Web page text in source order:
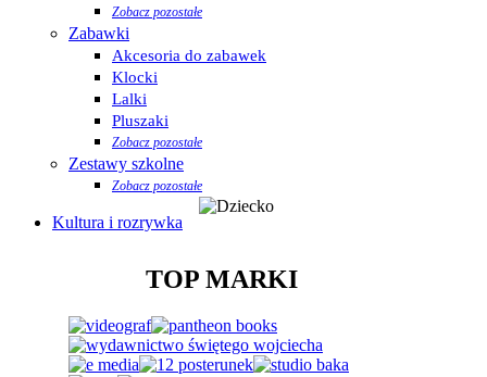
Zobacz pozostałe
Zabawki
Akcesoria do zabawek
Klocki
Lalki
Pluszaki
Zobacz pozostałe
Zestawy szkolne
Zobacz pozostałe
Kultura i rozrywka
TOP MARKI